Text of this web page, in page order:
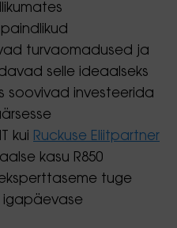
turvaomadused ja
selle ideaalseks
soovivad investeerida
kui Ruckuse Eliitpartner
kasu R850
tuge
igapäevase